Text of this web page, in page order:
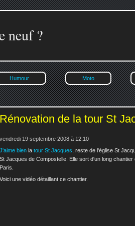
neuf ?
Humour Moto
Rénovation de la tour St
vendredi 19 septembre 2008 à 12:10
J'aime bien la tour St Jacques , reste de l'église St
St Jacques de Compostelle. Elle sort d'un long
Paris.
Voici une vidéo détaillant ce chantier.